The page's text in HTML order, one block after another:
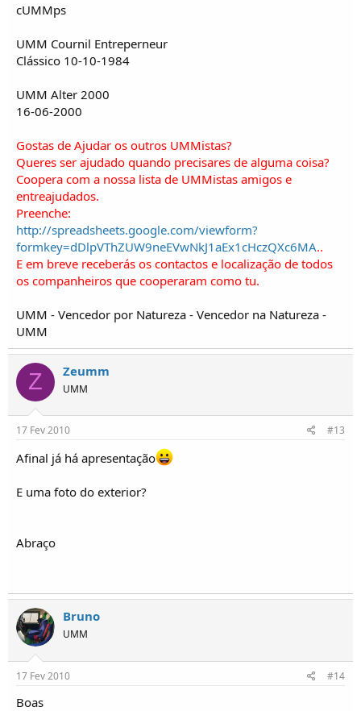
cUMMps
UMM Cournil Entreperneur
Clássico 10-10-1984
UMM Alter 2000
16-06-2000
Gostas de Ajudar os outros UMMistas?
Queres ser ajudado quando precisares de alguma coisa?
Coopera com a nossa lista de UMMistas amigos e
entreajudados.
Preenche:
http://spreadsheets.google.com/viewform?
formkey=dDlpVThZUW9neEVwNkJ1aEx1cHczQXc6MA..
E em breve receberás os contactos e localização de todos
os companheiros que cooperaram como tu.
UMM - Vencedor por Natureza - Vencedor na Natureza -
UMM
Z Zeumm
UMM
17 Fev 2010 #13
Afinal já há apresentação
E uma foto do exterior?
Abraço
Bruno
UMM
17 Fev 2010 #14
Boas